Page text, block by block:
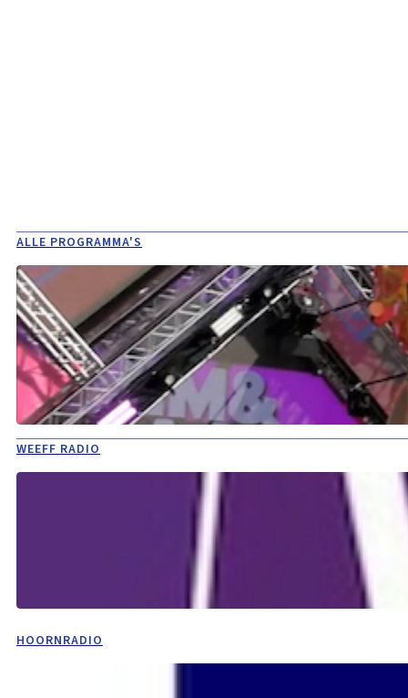
ALLE PROGRAMMA'S
WEEFF RADIO
HOORNRADIO